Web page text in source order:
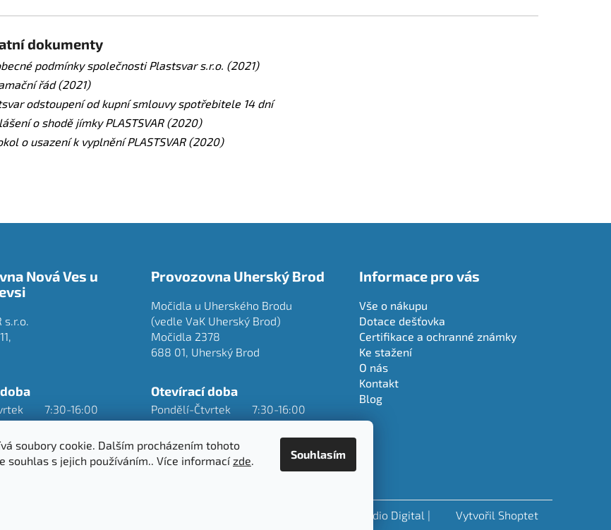
soubory cookie. Dalším procházením tohoto
souhlas s jejich používáním.. Více informacízde. Souhlasím
dokumenty
podmínky společnosti Plastsvar s.r.o. (2021)
řád (2021)
odstoupení od kupní smlouvy spotřebitele 14 dní
o shodě jímky PLASTSVAR (2020)
o usazení k vyplnění PLASTSVAR (2020)
Nová Ves u
s.r.o.
7:30-16:00
7:30-15:00
Provozovna Uherský Brod
Močidla u Uherského Brodu
(vedle VaK Uherský Brod)
Močidla 2378
688 01, Uherský Brod
Otevírací doba
Pondělí-Čtvrtek
7:30-16:00
Pátek
7:30-15:00
Informace pro vás
Vše o nákupu
Dotace dešťovka
Certifikace a ochranné známky
Ke stažení
O nás
Kontakt
Blog
Remedio Digital | Vytvořil Shoptet